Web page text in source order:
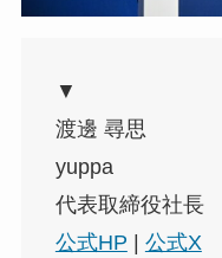
▼
渡邊 尋思
yuppa
代表取締役社長
公式HP | 公式X